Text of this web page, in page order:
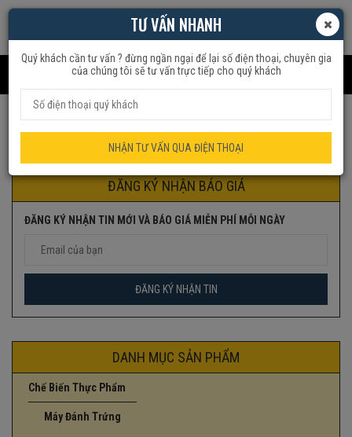
ĐĂNG KÝ NHẬN BÁO GIÁ
ĐĂNG KÝ NHẬN TIN MỚI VÀ BÁO GIÁ MIỄN PHÍ MỖI NGÀY
DANH MỤC SẢN PHẨM
Chế Biến Thực Phẩm
Máy Đánh Trứng
TƯ VẤN NHANH
Quý khách cần tư vấn ? đừng ngần ngại để lại số điện thoại, chuyên gia
của chúng tôi sẽ tư vấn trực tiếp cho quý khách
NHẬN TƯ VẤN QUA ĐIỆN THOẠI